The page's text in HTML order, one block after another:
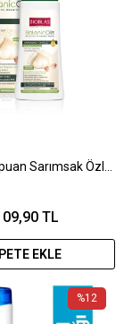
TL
EKLE
%12